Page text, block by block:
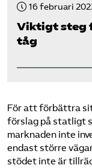
16 februari
Viktigt steg
tåg
För att förbättra
förslag på statligt
marknaden inte
endast större
stödet inte är